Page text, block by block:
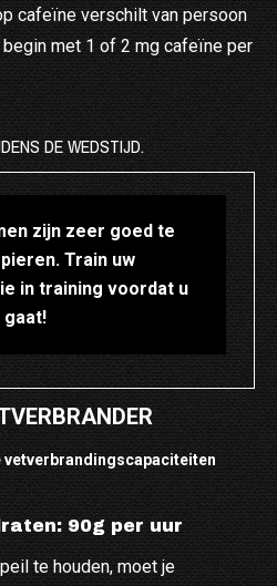
cafeïne verschilt van persoon
met 1 of 2 mg cafeïne per
DE WEDSTIJD.
zijn zeer goed te
Train uw
in training voordat u
gaat!
90g per uur
te houden, moet je